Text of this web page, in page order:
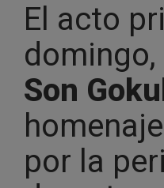
El acto
Son
por la